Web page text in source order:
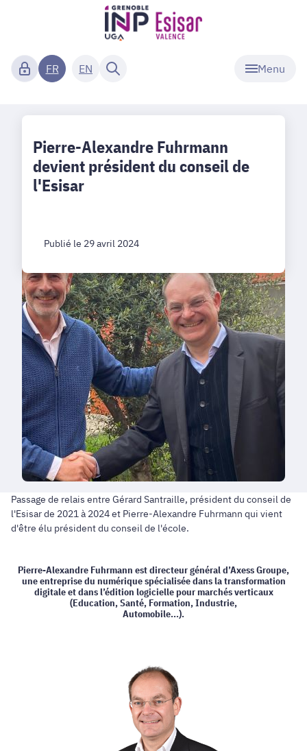
Menu
FR EN
Pierre-Alexandre Fuhrmann
devient président du conseil de
l'Esisar
Publié le 29 avril 2024
Passage de relais entre Gérard Santraille, président du conseil de
l'Esisar de 2021 à 2024 et Pierre-Alexandre Fuhrmann qui vient
d'être élu président du conseil de l'école.
Pierre-Alexandre Fuhrmann est directeur général d’Axess Groupe,
une entreprise du numérique spécialisée dans la transformation
digitale et dans l’édition logicielle pour marchés verticaux
(Education, Santé, Formation, Industrie,
Automobile...).